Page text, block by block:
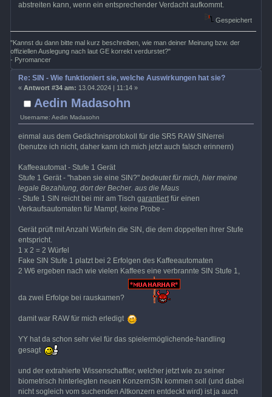
abstreiten kann, wenn ein entsprechender Verdacht aufkommt.
Gespeichert
"Kannst du dann bitte mal kurz beschreiben, wie man deiner Meinung bzw. der
offiziellen Auslegung nach laut GE korrekt verdurstet?"
- Pyromancer
Aedin Madasohn
Username: Aedin Madasohn
Re: SIN - Wie funktioniert sie, welche Auswirkungen hat sie?
« Antwort #34 am: 13.04.2024 | 11:14 »
einmal aus dem Gedächnisprotokoll für die SR5 RAW SINerrei
(benutze ich nicht, daher kann ich mich jetzt auch falsch erinnern)
Kaffeeautomat - Stufe 1 Gerät
Stufe 1 Gerät - "haben sie eine SIN?" bedeutet für mich, hier meine
legale Bezahlung, dort der Becher. aus die Maus
- Stufe 1 SIN reicht bei mir am Tisch garantiertfür einen
Verkaufsautomaten für Mampf, keine Probe -
Gerät prüft mit Anzahl Würfeln die SIN, die dem doppelten ihrer Stufe
entspricht.
1 x 2 = 2 Würfel
Fake SIN Stufe 1 platzt bei 2 Erfolgen des Kaffeeautomaten
2 W6 ergeben nach wie vielen Kaffees eine verbrannte SIN Stufe 1,
da zwei Erfolge bei rauskamen?
damit war RAW für mich erledigt
YY hat da schon sehr viel für das spielermöglichende-handling
gesagt
und der extrahierte Wissenschaftler, welcher jetzt wie zu seiner
biometrisch hinterlegten neuen KonzernSIN kommen soll (und dabei
nicht sogleich vom suchenden Altkonzern entdeckt wird) ist ja auch